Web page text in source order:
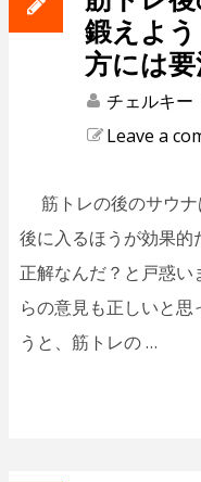
鍛えよ
方には
チェルキー
Leave a
筋トレの後のサウナ
後に入るほうが効果
正解なんだ？と戸惑
らの意見も正しいと
うと、筋トレの …